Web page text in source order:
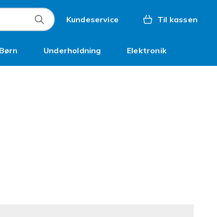
Kundeservice Til kassen
Børn Underholdning Elektronik